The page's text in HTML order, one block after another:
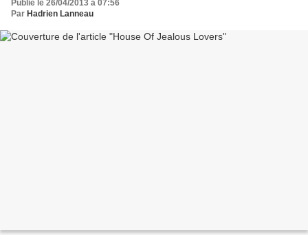
Publié le 26/04/2013 à 07:56
Par Hadrien Lanneau